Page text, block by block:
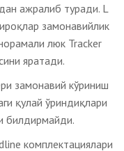
ажралиб туради. L
замонавийлик
люк Tracker
яратади.
замонавий кўриниш
қулай ўриндиқлари
билдирмайди.
комплектациялари